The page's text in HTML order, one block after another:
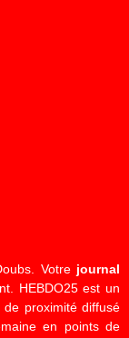
Votre journal
HEBDO25 est un
proximité diffusé
en points de